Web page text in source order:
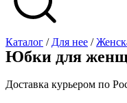
Каталог / Для нее /
Юбки для
Доставка курьером по